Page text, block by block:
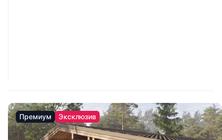
Премиум Эксклюзив